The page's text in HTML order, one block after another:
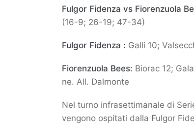
Fulgor Fidenza vs Fiorenzuola
(16-9; 26-19; 47-34)
Fulgor Fidenza : Galli 10;
Fiorenzuola Bees: Biorac 12;
ne. All. Dalmonte
Nel turno infrasettimanale di
vengono ospitati dalla Fulgor